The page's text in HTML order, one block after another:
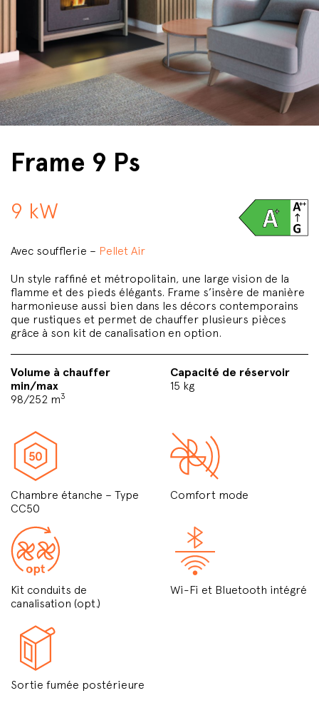
Frame 9 Ps
9 kW
Avec soufflerie – Pellet Air
Un style raffiné et métropolitain, une large vision de la
flamme et des pieds élégants. Frame s’insère de manière
harmonieuse aussi bien dans les décors contemporains
que rustiques et permet de chauffer plusieurs pièces
grâce à son kit de canalisation en option.
Volume à chauffer
min/max
98/252 m3
Capacité de réservoir
15 kg
Chambre étanche – Type
CC50
Comfort mode
Kit conduits de
canalisation (opt.)
Wi-Fi et Bluetooth intégré
Sortie fumée postérieure